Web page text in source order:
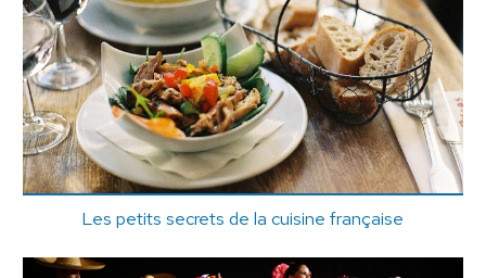
Les petits secrets de la cuisine française